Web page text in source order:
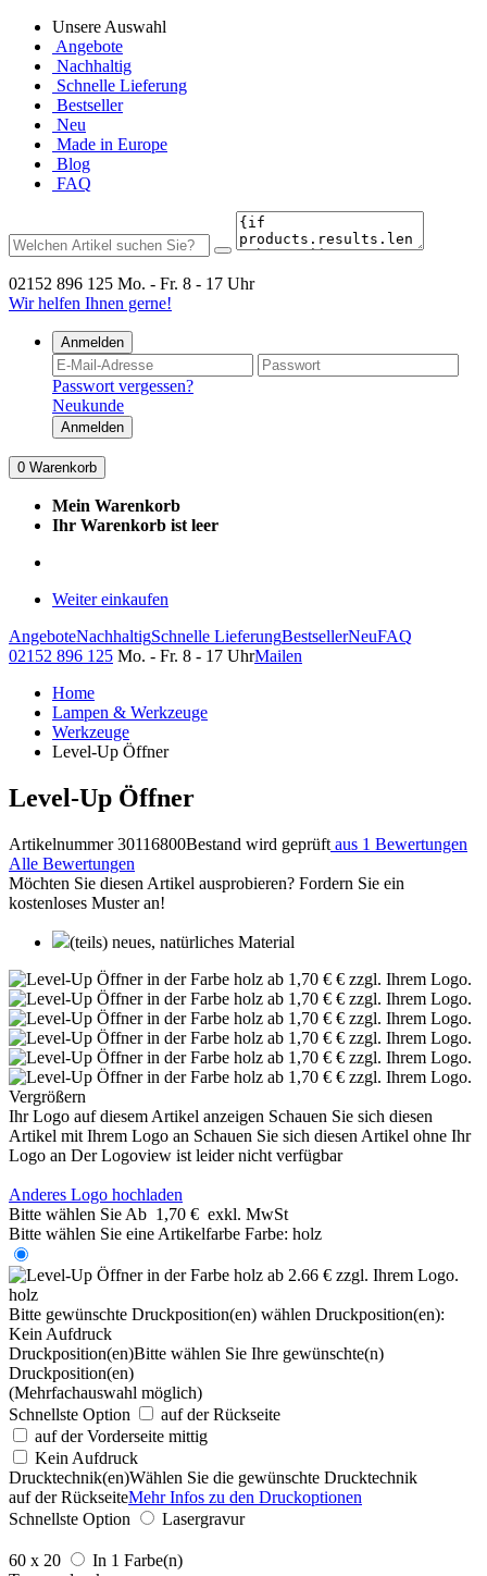
Unsere Auswahl
Angebote
Nachhaltig
Schnelle Lieferung
Bestseller
Neu
Made in Europe
Blog
FAQ
02152 896 125 Mo. - Fr. 8 - 17 Uhr
Wir helfen Ihnen gerne!
Anmelden
Passwort vergessen?
Neukunde
Anmelden
0 Warenkorb
Mein Warenkorb
Ihr Warenkorb ist leer
Weiter einkaufen
AngeboteNachhaltigSchnelle LieferungBestsellerNeuFAQ
02152 896 125 Mo. - Fr. 8 - 17 UhrMailen
Home
Lampen & Werkzeuge
Werkzeuge
Level-Up Öffner
Level-Up Öffner
Artikelnummer 30116800Bestand wird geprüft aus 1 Bewertungen
Alle Bewertungen
Möchten Sie diesen Artikel ausprobieren? Fordern Sie ein
kostenloses Muster an!
(teils) neues, natürliches Material
Vergrößern
Ihr Logo auf diesem Artikel anzeigen Schauen Sie sich diesen
Artikel mit Ihrem Logo an Schauen Sie sich diesen Artikel ohne Ihr
Logo an Der Logoview ist leider nicht verfügbar
Anderes Logo hochladen
Bitte wählen Sie Ab 1,70 € exkl. MwSt
Bitte wählen Sie eine Artikelfarbe Farbe: holz
holz
Bitte gewünschte Druckposition(en) wählen Druckposition(en):
Kein Aufdruck
Druckposition(en)Bitte wählen Sie Ihre gewünschte(n)
Druckposition(en)
(Mehrfachauswahl möglich)
Schnellste Option
auf der Rückseite
auf der Vorderseite mittig
Kein Aufdruck
Drucktechnik(en)Wählen Sie die gewünschte Drucktechnik
auf der RückseiteMehr Infos zu den Druckoptionen
Schnellste Option
Lasergravur
60 x 20
In 1 Farbe(n)